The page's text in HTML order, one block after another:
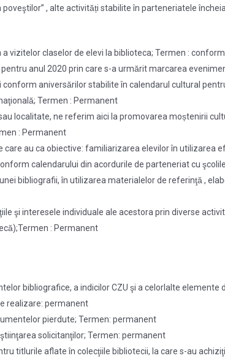
, alte activități stabilite în parteneriatele
vizitelor claselor de elevi la biblioteca; Termen :
anul 2020 prin care s-a urmărit marcarea
aniversărilor stabilite în calendarul cultural
Termen : Permanent
localitate, ne referim aici la promovarea moștenirii
: Permanent
au ca obiective: familiarizarea elevilor în utilizarea
calendarului din acordurile de parteneriat cu şcolile
bibliografii, în utilizarea materialelor de referinţă ,
şi interesele individuale ale acestora prin diverse
: Permanent
bibliografice, a indicilor CZU şi a celorlalte
realizare: permanent
pierdute; Termen: permanent
solicitanţilor; Termen: permanent
titlurile aflate în colecţiile bibliotecii, la care s-au